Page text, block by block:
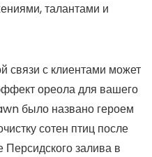
талантами и
связи с клиентами может
ореола для вашего
было названо героем
сотен птиц после
залива в